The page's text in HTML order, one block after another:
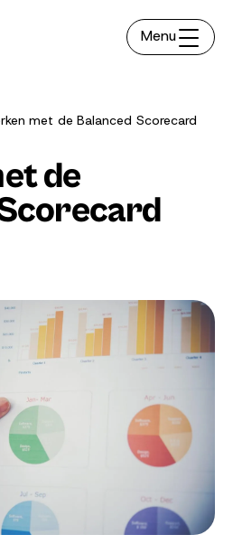
Menu
met de Balanced Scorecard
de